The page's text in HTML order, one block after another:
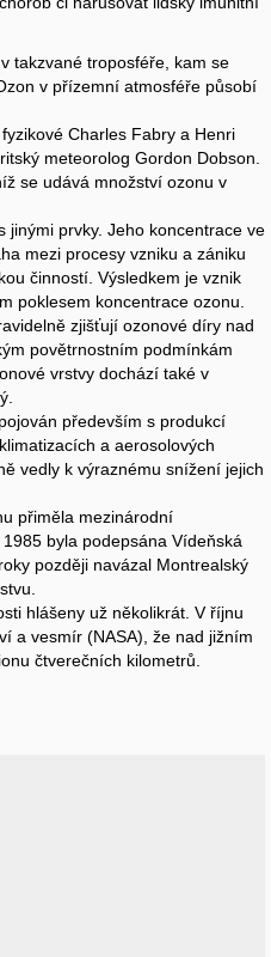
takzvané troposféře, kam se
v přízemní atmosféře působí
Charles Fabry a Henri
meteorolog Gordon Dobson.
se udává množství ozonu v
jinými prvky. Jeho koncentrace ve
mezi procesy vzniku a zániku
činností. Výsledkem je vznik
poklesem koncentrace ozonu.
zjišťují ozonové díry nad
povětrnostním podmínkám
vrstvy dochází také v
především s produkcí
a aerosolových
vedly k výraznému snížení jejich
přiměla mezinárodní
byla podepsána Vídeňská
později navázal Montrealský
hlášeny už několikrát. V říjnu
a vesmír (NASA), že nad jižním
čtverečních kilometrů.